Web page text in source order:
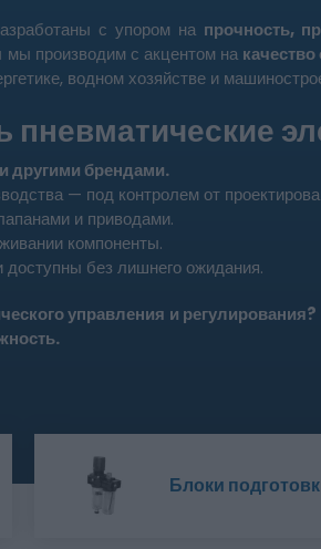
с упором на прочность,
производим с акцентом на
водном хозяйстве и
пневматические
другими брендами.
— под контролем от
и приводами.
компоненты.
доступны без лишнего ожидания.
управления и
Блоки